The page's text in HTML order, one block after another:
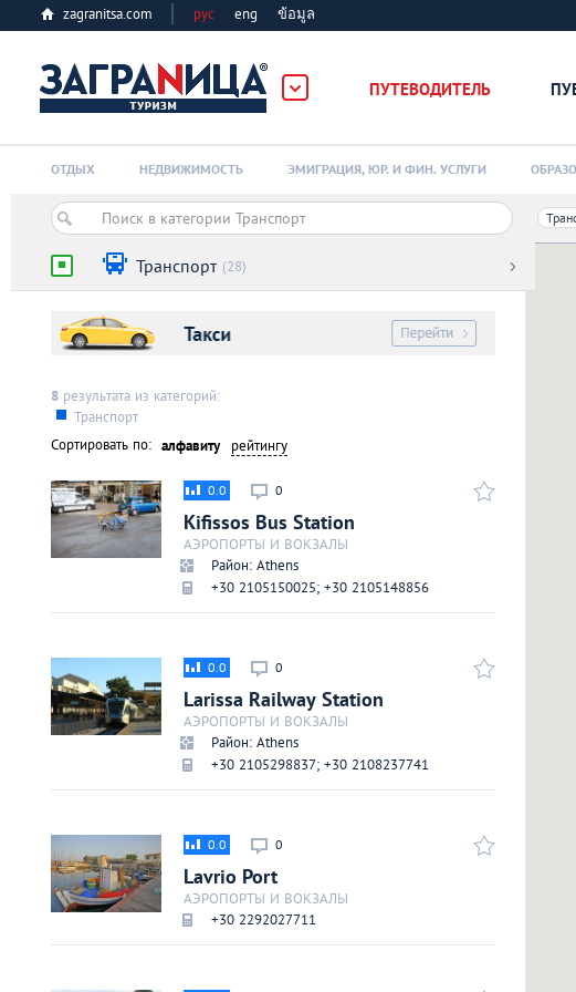
zagranitsa.com рус eng ข้อมูล
ПУТЕВОДИТЕЛЬ
Алматы
Астана
Афины
Киев
Лондон
Москва
Париж
Пхукет
ОТДЫХ НЕДВИЖИМОСТЬ ЭМИГРАЦИЯ, ЮР. И ФИН. УСЛУГИ
Транспорт (28)
8 результата из категорий:
Транспорт
Сортировать по: алфавиту рейтингу
0
0.0
Kifissos Bus Station
АЭРОПОРТЫ И ВОКЗАЛЫ
Район: Athens
+30 2105150025; +30 2105148856
0
0.0
Larissa Railway Station
АЭРОПОРТЫ И ВОКЗАЛЫ
Район: Athens
+30 2105298837; +30 2108237741
0
0.0
Lavrio Port
АЭРОПОРТЫ И ВОКЗАЛЫ
+30 2292027711